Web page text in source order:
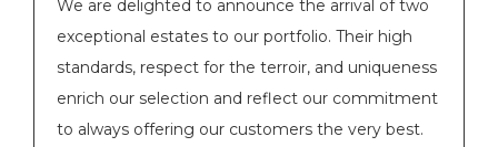
We are delighted to announce the arrival of two
exceptional estates to our portfolio. Their high
standards, respect for the terroir, and uniqueness
enrich our selection and reflect our commitment
to always offering our customers the very best.